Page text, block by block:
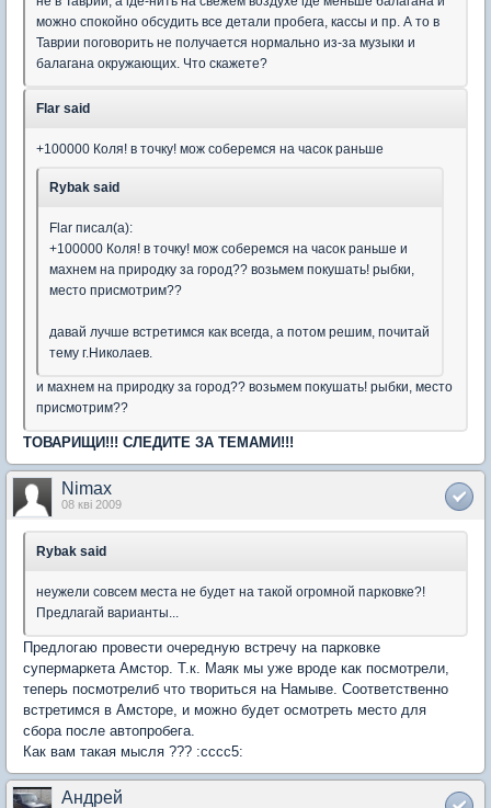
можно спокойно обсудить все детали пробега, кассы и пр. А то в
Таврии поговорить не получается нормально из-за музыки и
балагана окружающих. Что скажете?
Flar said
+100000 Коля! в точку! мож соберемся на часок раньше
Rybak said
Flar писал(а):
+100000 Коля! в точку! мож соберемся на часок раньше и
махнем на природку за город?? возьмем покушать! рыбки,
место присмотрим??
давай лучше встретимся как всегда, а потом решим, почитай
тему г.Николаев.
и махнем на природку за город?? возьмем покушать! рыбки, место
присмотрим??
ТОВАРИЩИ!!! СЛЕДИТЕ ЗА ТЕМАМИ!!!
Nimax
08 кві 2009
Rybak said
неужели совсем места не будет на такой огромной парковке?!
Предлагай варианты...
Предлогаю провести очередную встречу на парковке
супермаркета Амстор. Т.к. Маяк мы уже вроде как посмотрели,
теперь посмотрелиб что твориться на Намыве. Соответственно
встретимся в Амсторе, и можно будет осмотреть место для
сбора после автопробега.
Как вам такая мысля ??? :cccc5:
Андрей